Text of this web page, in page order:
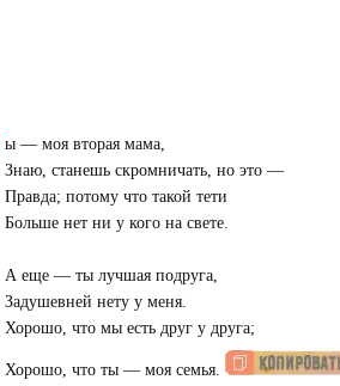
ы — моя вторая мама,
Знаю, станешь скромничать, но это —
Правда; потому что такой тети
Больше нет ни у кого на свете.
А еще — ты лучшая подруга,
Задушевней нету у меня.
Хорошо, что мы есть друг у друга;
Хорошо, что ты — моя семья.